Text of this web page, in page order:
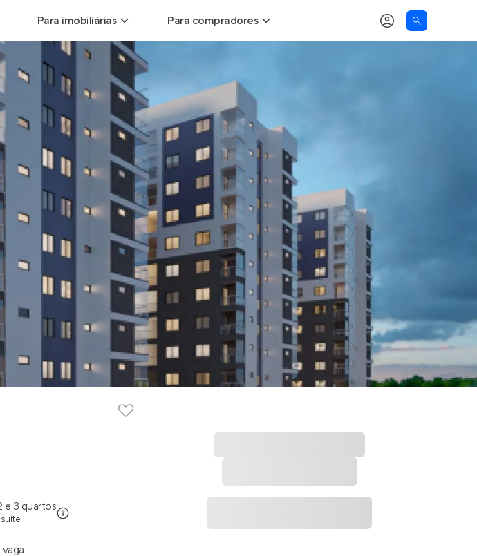
Para imobiliárias
Leads para Imobiliárias
Hub de imobiliárias
Anunciar imóveis
Para compradores
Calcule seu Poder de Compra
Comprar x Alugar
Correção do INCC
Simulador de Financiamento
Encontre um corretor
e 3 quartos
suíte
vaga